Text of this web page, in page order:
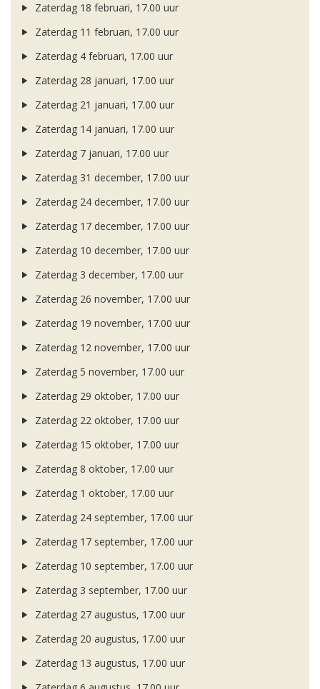
Zaterdag 18 februari, 17.00 uur
Zaterdag 11 februari, 17.00 uur
Zaterdag 4 februari, 17.00 uur
Zaterdag 28 januari, 17.00 uur
Zaterdag 21 januari, 17.00 uur
Zaterdag 14 januari, 17.00 uur
Zaterdag 7 januari, 17.00 uur
Zaterdag 31 december, 17.00 uur
Zaterdag 24 december, 17.00 uur
Zaterdag 17 december, 17.00 uur
Zaterdag 10 december, 17.00 uur
Zaterdag 3 december, 17.00 uur
Zaterdag 26 november, 17.00 uur
Zaterdag 19 november, 17.00 uur
Zaterdag 12 november, 17.00 uur
Zaterdag 5 november, 17.00 uur
Zaterdag 29 oktober, 17.00 uur
Zaterdag 22 oktober, 17.00 uur
Zaterdag 15 oktober, 17.00 uur
Zaterdag 8 oktober, 17.00 uur
Zaterdag 1 oktober, 17.00 uur
Zaterdag 24 september, 17.00 uur
Zaterdag 17 september, 17.00 uur
Zaterdag 10 september, 17.00 uur
Zaterdag 3 september, 17.00 uur
Zaterdag 27 augustus, 17.00 uur
Zaterdag 20 augustus, 17.00 uur
Zaterdag 13 augustus, 17.00 uur